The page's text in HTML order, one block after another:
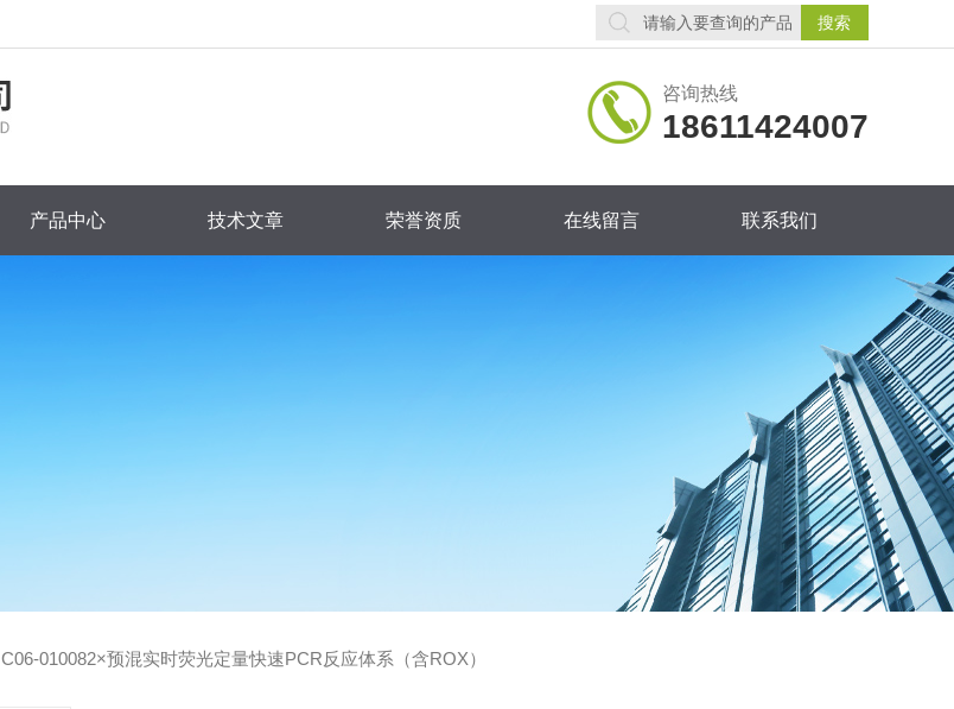
咨询热线
18611424007
产品中心 技术文章 荣誉资质 在线留言 联系我们
C06-010082×预混实时荧光定量快速PCR反应体系（含ROX）